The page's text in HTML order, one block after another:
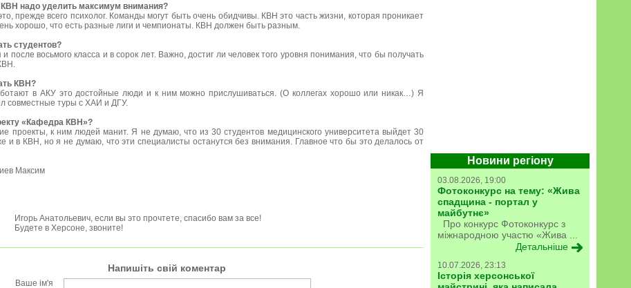
Новини регіону
03.08.2026, 19:00
Фотоконкурс на тему: «Жива
спадщина - портал у
майбутнє»
Про конкурс Фотоконкурс з
міжнародною участю «Жива ...
Детальніше
10.07.2026, 23:13
Історія херсонської
КВН надо уделить максимум внимания?
прежде всего психолог. Команды могут быть очень обидчивы. КВН это часть жизни, которая проникает
хорошо, что есть разные лиги и чемпионаты. КВН должен быть разным.
студентов?
после восьмого класса и в сорок лет. Важно, достиг ли человек того уровня понимания, что бы получать
КВН?
в АКУ это достойные люди и к ним можно прислушиваться. (О коллегах хорошо или никак…) Я
совместные туры с ХАИ и ДГУ.
«Кафедра КВН»?
проекты, к ним людей манит. Я не думаю, что из 30 студентов медицинского университета выйдет 30
и в КВН, но я не думаю, что эти специалисты останутся без внимания. Главное что бы это делалось от
Максим
Игорь Анатольевич, если вы это прочтете, спасибо вам за все!
Будете в Херсоне, звоните!
Напишіть свій коментар
Ваше ім'я